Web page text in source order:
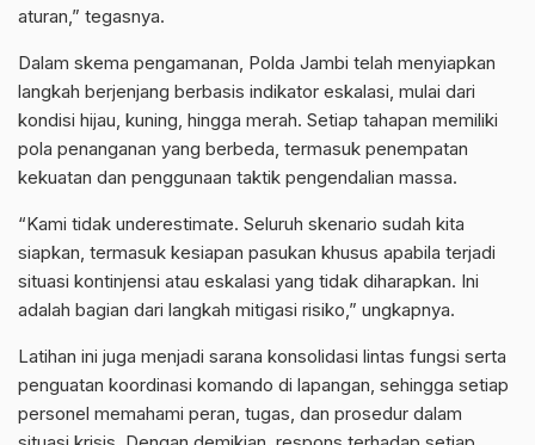
aturan,” tegasnya.
Dalam skema pengamanan, Polda Jambi telah menyiapkan
langkah berjenjang berbasis indikator eskalasi, mulai dari
kondisi hijau, kuning, hingga merah. Setiap tahapan memiliki
pola penanganan yang berbeda, termasuk penempatan
kekuatan dan penggunaan taktik pengendalian massa.
“Kami tidak underestimate. Seluruh skenario sudah kita
siapkan, termasuk kesiapan pasukan khusus apabila terjadi
situasi kontinjensi atau eskalasi yang tidak diharapkan. Ini
adalah bagian dari langkah mitigasi risiko,” ungkapnya.
Latihan ini juga menjadi sarana konsolidasi lintas fungsi serta
penguatan koordinasi komando di lapangan, sehingga setiap
personel memahami peran, tugas, dan prosedur dalam